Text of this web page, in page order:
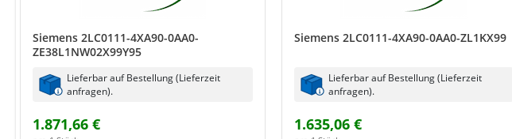
Siemens 2LC0111-4XA90-0AA0-
ZE38L1NW02X99Y95
Lieferbar auf Bestellung (Lieferzeit
anfragen).
1.871,66 €
Siemens 2LC0111-4XA90-0AA0-ZL1KX99
Lieferbar auf Bestellung (Lieferzeit
anfragen).
1.635,06 €